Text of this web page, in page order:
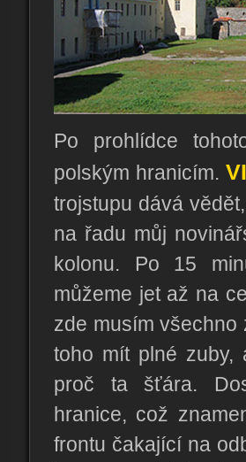
Po prohlídce
polským hranicím.
trojstupu dává
na řadu můj
kolonu. Po 15
můžeme jet až na
zde musím
toho mít plné zuby,
proč ta šťára.
hranice, což
frontu čakající na